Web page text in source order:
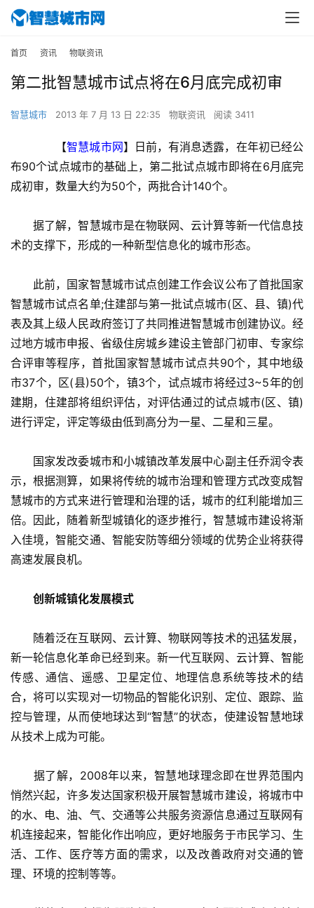
首页 资讯 物联资讯
第二批智慧城市试点将在6月底完成初审
智慧城市 2013 年 7 月 13 日 22:35 物联资讯 阅读 3411
【智慧城市网】日前，有消息透露，在年初已经公
布90个试点城市的基础上，第二批试点城市即将在6月底完
成初审，数量大约为50个，两批合计140个。
据了解，智慧城市是在物联网、云计算等新一代信息技
术的支撑下，形成的一种新型信息化的城市形态。
此前，国家智慧城市试点创建工作会议公布了首批国家
智慧城市试点名单;住建部与第一批试点城市(区、县、镇)代
表及其上级人民政府签订了共同推进智慧城市创建协议。经
过地方城市申报、省级住房城乡建设主管部门初审、专家综
合评审等程序，首批国家智慧城市试点共90个，其中地级
市37个，区(县)50个，镇3个，试点城市将经过3~5年的创
建期，住建部将组织评估，对评估通过的试点城市(区、镇)
进行评定，评定等级由低到高分为一星、二星和三星。
国家发改委城市和小城镇改革发展中心副主任乔润令表
示，根据测算，如果将传统的城市治理和管理方式改变成智
慧城市的方式来进行管理和治理的话，城市的红利能增加三
倍。因此，随着新型城镇化的逐步推行，智慧城市建设将渐
入佳境，智能交通、智能安防等细分领域的优势企业将获得
高速发展良机。
创新城镇化发展模式
随着泛在互联网、云计算、物联网等技术的迅猛发展，
新一轮信息化革命已经到来。新一代互联网、云计算、智能
传感、通信、遥感、卫星定位、地理信息系统等技术的结
合，将可以实现对一切物品的智能化识别、定位、跟踪、监
控与管理，从而使地球达到“智慧”的状态，使建设智慧地球
从技术上成为可能。
据了解，2008年以来，智慧地球理念即在世界范围内
悄然兴起，许多发达国家积极开展智慧城市建设，将城市中
的水、电、油、气、交通等公共服务资源信息通过互联网有
机连接起来，智能化作出响应，更好地服务于市民学习、生
活、工作、医疗等方面的需求，以及改善政府对交通的管
理、环境的控制等等。